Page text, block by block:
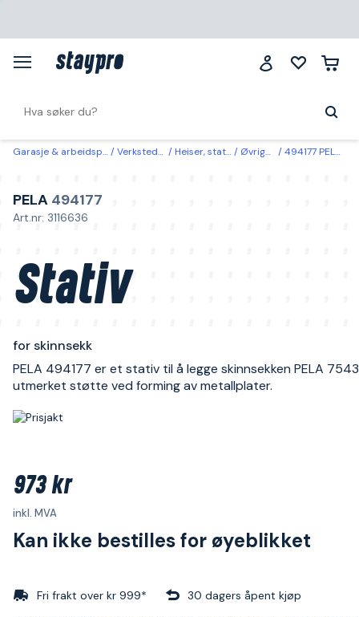
Garasje & arbeidsplass Verksted & bil Heiser, stativ & stell Øvrige stativer 494177 PELA Stativ for skinnsekk
PELA 494177
Art.nr: 3116636
Stativ
for skinnsekk
PELA 494177 er et stativ til å legge skinnsekken PELA
utmerket støtte ved forming av metallplater.
973 kr
inkl. MVA
Kan ikke bestilles for øyeblikket
Fri frakt over kr 999* 30 dagers åpent kjøp